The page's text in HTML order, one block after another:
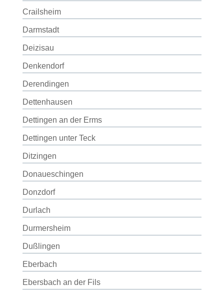
Crailsheim
Darmstadt
Deizisau
Denkendorf
Derendingen
Dettenhausen
Dettingen an der Erms
Dettingen unter Teck
Ditzingen
Donaueschingen
Donzdorf
Durlach
Durmersheim
Dußlingen
Eberbach
Ebersbach an der Fils